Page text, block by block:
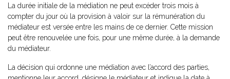
La durée initiale de la médiation ne peut excéder trois mois à
compter du jour où la provision à valoir sur la rémunération du
médiateur est versée entre les mains de ce dernier. Cette mission
peut être renouvelée une fois, pour une même durée, à la demande
du médiateur.
La décision qui ordonne une médiation avec l’accord des parties,